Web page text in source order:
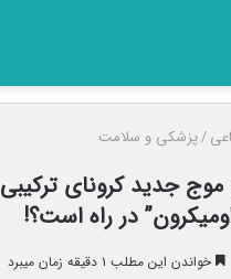
/پزشکی و سلامت
موج جدید کرونای
در راه است؟!
خواندن این مطلب ۱ دقیقه زمان میبرد